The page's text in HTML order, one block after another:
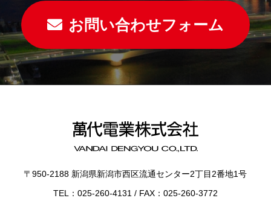
お問い合わせフォーム
〒950-2188 新潟県新潟市⻄区流通センター2丁⽬2番地1号
TEL：025-260-4131 / FAX：025-260-3772